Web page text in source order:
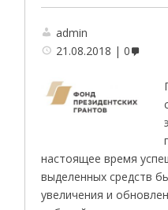
admin
21.08.2018
0
настоящее время
выделенных средств
увеличения и